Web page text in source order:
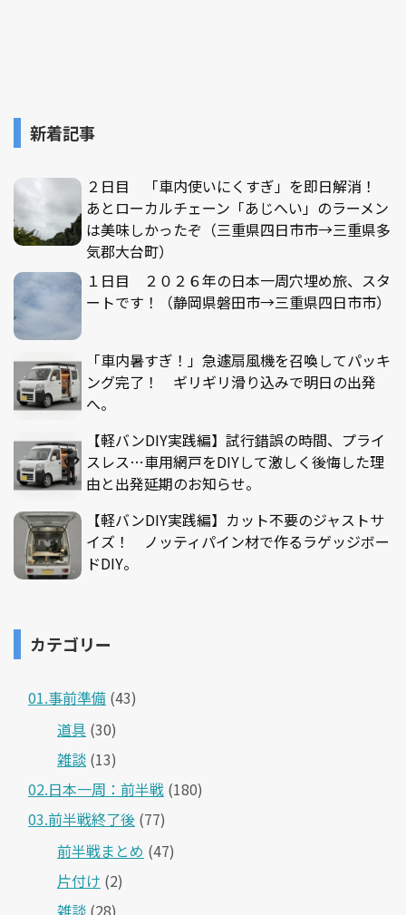
新着記事
２日目 「車内使いにくすぎ」を即日解消！
あとローカルチェーン「あじへい」のラーメン
は美味しかったぞ（三重県四日市市→三重県多
気郡大台町）
１日目 ２０２６年の日本一周穴埋め旅、スタ
ートです！（静岡県磐田市→三重県四日市市）
「車内暑すぎ！」急遽扇風機を召喚してパッキ
ング完了！ ギリギリ滑り込みで明日の出発
へ。
【軽バンDIY実践編】試行錯誤の時間、プライ
スレス…車用網戸をDIYして激しく後悔した理
由と出発延期のお知らせ。
【軽バンDIY実践編】カット不要のジャストサ
イズ！ ノッティパイン材で作るラゲッジボー
ドDIY。
カテゴリー
01.事前準備 (43)
道具 (30)
雑談 (13)
02.日本一周：前半戦 (180)
03.前半戦終了後 (77)
前半戦まとめ (47)
片付け (2)
雑談 (28)